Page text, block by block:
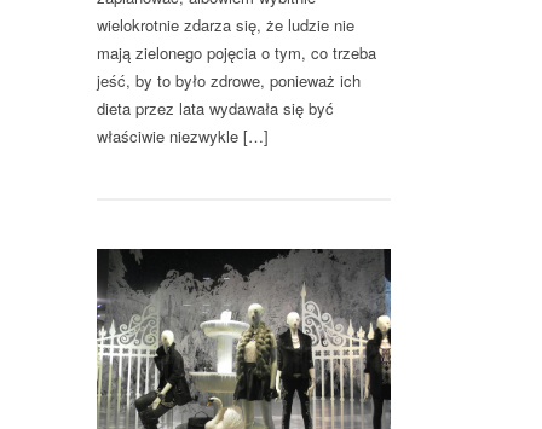
wielokrotnie zdarza się, że ludzie nie
mają zielonego pojęcia o tym, co trzeba
jeść, by to było zdrowe, ponieważ ich
dieta przez lata wydawała się być
właściwie niezwykle […]